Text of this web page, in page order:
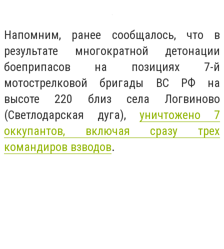
Напомним, ранее сообщалось, что в
результате многократной детонации
боеприпасов на позициях 7-й
мотострелковой бригады ВС РФ на
высоте 220 близ села Логвиново
(Светлодарская дуга), уничтожено 7
оккупантов, включая сразу трех
командиров взводов.